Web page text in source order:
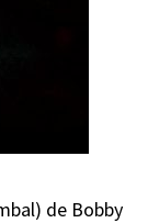
de Bobby